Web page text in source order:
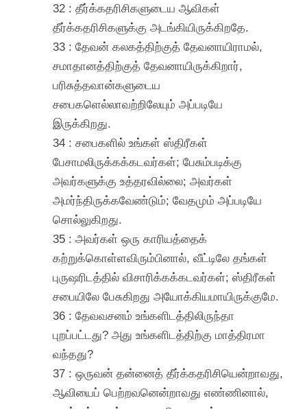
32 : தீர்க்கதரிசிகளுடைய ஆவிகள்
தீர்க்கதரிசிகளுக்கு அடங்கியிருக்கிறதே.
33 : தேவன் கலகத்திற்குத் தேவனாயிராமல்,
சமாதானத்திற்குத் தேவனாயிருக்கிறார்,
பரிசுத்தவான்களுடைய
சபைகளெல்லாவற்றிலேயும் அப்படியே
இருக்கிறது.
34 : சபைகளில் உங்கள் ஸ்திரீகள்
பேசாமலிருக்கக்கடவர்கள்; பேசும்படிக்கு
அவர்களுக்கு உத்தரவில்லை; அவர்கள்
அமர்ந்திருக்கவேண்டும்; வேதமும் அப்படியே
சொல்லுகிறது.
35 : அவர்கள் ஒரு காரியத்தைக்
கற்றுக்கொள்ளவிரும்பினால், வீட்டிலே தங்கள்
புருஷரிடத்தில் விசாரிக்கக்கடவர்கள்; ஸ்திரீகள்
சபையிலே பேசுகிறது அயோக்கியமாயிருக்குமே.
36 : தேவவசனம் உங்களிடத்திலிருந்தா
புறப்பட்டது? அது உங்களிடத்திற்கு மாத்திரமா
வந்தது?
37 : ஒருவன் தன்னைத் தீர்க்கதரிசியென்றாவது,
ஆவியைப் பெற்றவனென்றாவது எண்ணினால்,